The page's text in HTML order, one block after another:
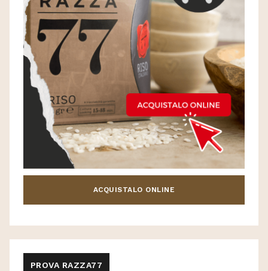
ACQUISTALO ONLINE
PROVA RAZZA77